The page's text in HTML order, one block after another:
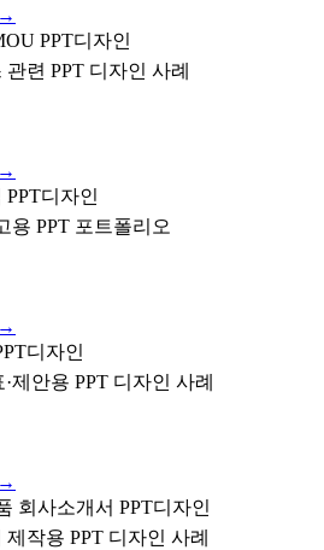
·업무협약·온실가스·녹색물류 관련
PPT디자인
련 PPT 디자인 사례
업·성장 분야 제안/보고용 PPT 디
PPT디자인
용 PPT 포트폴리오
상공인 지원 관련 발표/제안용 PPT
디자인
제안용 PPT 디자인 사례
·회사소개서 제작을 위한 PPT 디자
회사소개서 PPT디자인
작용 PPT 디자인 사례